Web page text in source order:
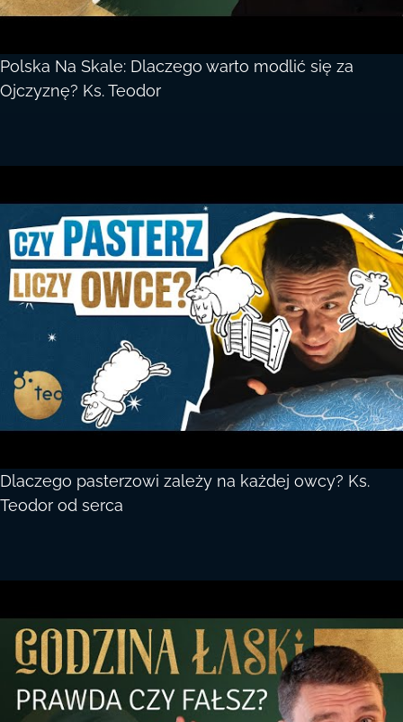
Polska Na Skale: Dlaczego warto modlić się za
Ojczyznę? Ks. Teodor
Dlaczego pasterzowi zależy na każdej owcy? Ks.
Teodor od serca